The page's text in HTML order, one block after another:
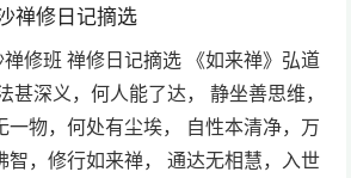
禅修日记摘选
修班 禅修日记摘选 《如来禅》弘道
深义，何人能了达， 静坐善思维，
一物，何处有尘埃， 自性本清净，万
智，修行如来禅， 通达无相慧，入世